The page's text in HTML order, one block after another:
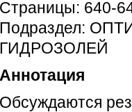
Страницы: 640-
Подраздел:
ГИДРОЗОЛЕЙ
Аннотация
Обсуждаются